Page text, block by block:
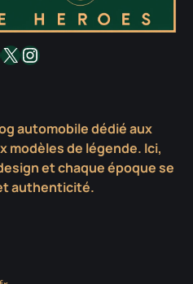
X Instagram
automobile dédié aux
modèles de légende. Ici,
et chaque époque se
authenticité.